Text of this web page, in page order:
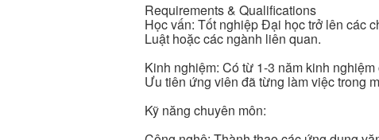
Requirements & Qualifications
Học vấn: Tốt nghiệp Đại học trở lên các
Luật hoặc các ngành liên quan.
Kinh nghiệm: Có từ 1-3 năm kinh
Ưu tiên ứng viên đã từng làm việc trong
Kỹ năng chuyên môn: